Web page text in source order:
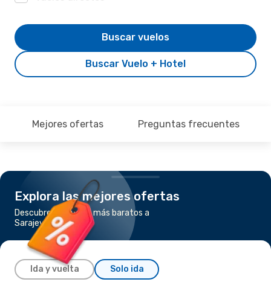
Buscar Vuelo + Hotel
Buscar vuelos
Mejores ofertas Preguntas frecuentes
Explora las mejores ofertas
Descubre los vuelos más baratos a
Sarajevo
Ida y vuelta Solo ida